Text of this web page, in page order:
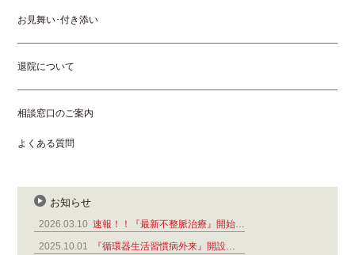
お見舞い･付き添い
退院について
相談窓口のご案内
よくある質問
お知らせ
2026.03.10 速報！！『最新不整脈治療』開始…
2025.10.01
『循環器生活習慣病外来』開設…